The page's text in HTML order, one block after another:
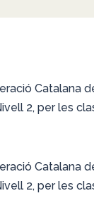
Catalana
2, per les
Catalana
2, per les